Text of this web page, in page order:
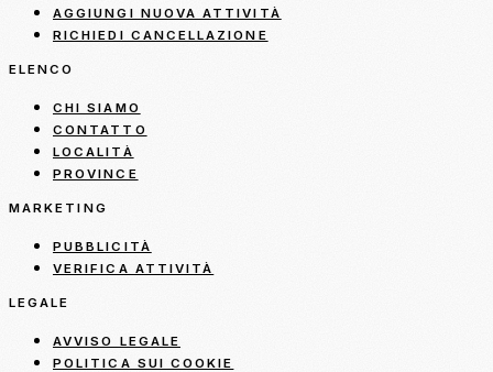
AGGIUNGI NUOVA ATTIVITÀ
RICHIEDI CANCELLAZIONE
ELENCO
CHI SIAMO
CONTATTO
LOCALITÀ
PROVINCE
MARKETING
PUBBLICITÀ
VERIFICA ATTIVITÀ
LEGALE
AVVISO LEGALE
POLITICA SUI COOKIE